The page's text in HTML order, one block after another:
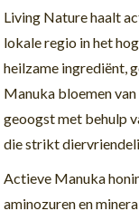
Living Nature haalt
lokale regio in het
heilzame ingrediënt,
Manuka bloemen van
geoogst met behulp
die strikt
Actieve Manuka
aminozuren en